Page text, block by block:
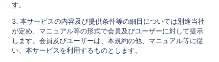
す。
3. 本サービスの内容及び提供条件等の細目については別途当社
が定め、マニュアル等の形式で会員及びユーザーに対して提示
します。会員及びユーザーは、本規約の他、マニュアル等に従
い、本サービスを利用するものとします。